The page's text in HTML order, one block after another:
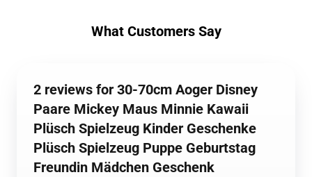
What Customers Say
2 reviews for 30-70cm Aoger Disney
Paare Mickey Maus Minnie Kawaii
Plüsch Spielzeug Kinder Geschenke
Plüsch Spielzeug Puppe Geburtstag
Freundin Mädchen Geschenk